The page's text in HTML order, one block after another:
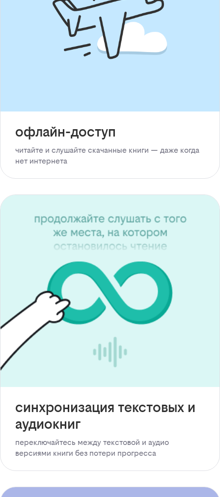
офлайн-доступ
читайте и слушайте скачанные книги — даже когда
нет интернета
синхронизация текстовых и
аудиокниг
переключайтесь между текстовой и аудио
версиями книги без потери прогресса